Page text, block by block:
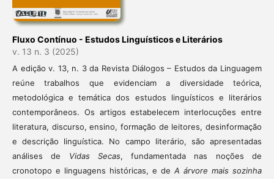
Fluxo Contínuo - Estudos Linguísticos e Literários
v. 13 n. 3 (2025)
A edição v. 13, n. 3 da Revista Diálogos – Estudos da Linguagem
reúne trabalhos que evidenciam a diversidade teórica,
metodológica e temática dos estudos linguísticos e literários
contemporâneos. Os artigos estabelecem interlocuções entre
literatura, discurso, ensino, formação de leitores, desinformação
e descrição linguística. No campo literário, são apresentadas
análises de Vidas Secas, fundamentada nas noções de
cronotopo e linguagens históricas, e deA árvore mais sozinha